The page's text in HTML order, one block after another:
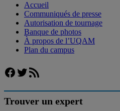
Accueil
Communiqués de presse
Autorisation de tournage
Banque de photos
À propos de l’UQAM
Plan du campus
Facebook
Twitter
Flux RSS
Trouver un expert